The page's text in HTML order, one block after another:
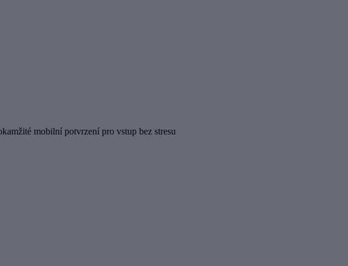
mobilní potvrzení pro vstup bez stresu